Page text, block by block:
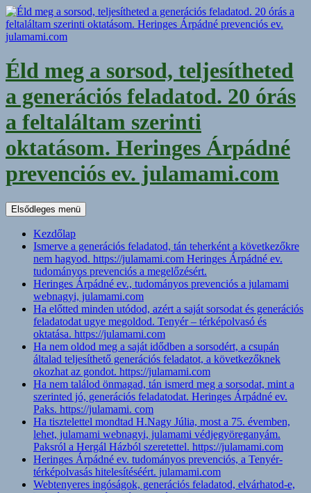
Kilépés
a
tartalomba
Éld meg a sorsod, teljesítheted
a generációs feladatod. 20 órás
a feltaláltam szerinti
oktatásom. Heringes Árpádné
prevenciós ev. julamami.com
Keresés
Elsődleges menü
Kezdőlap
Ismerve a generációs feladatod, tán teherként a következőkre
nem hagyod. https://julamami.com Heringes Árpádné ev.
tudományos prevenciós a megelőzésért.
Heringes Árpádné ev., tudományos prevenciós a julamami
webnagyi, julamami.com
Ha előtted minden utódod, azért a saját sorsodat és generációs
feladatodat ugye megoldod. Tenyér – térképolvasó és
oktatása. https://julamami.com
Ha nem oldod meg a saját idődben a sorsodért, a csupán
általad teljesíthető generációs feladatot, a következőknek
okozhat az gondot. https://julamami.com
Ha nem találod önmagad, tán ismerd meg a sorsodat, mint a
szerinted jó, generációs feladatodat. Heringes Árpádné ev.
Paks. https://julamami. com
Ha tisztelettel mondtad H.Nagy Júlia, most a 75. évemben,
lehet, julamami webnagyi, julamami védjegyöreganyám.
Paksról a Hergál Házból szeretettel. https://julamami.com
Heringes Árpádné ev. tudományos prevenciós, a Tenyér-
térképolvasás hitelesítéséért. julamami.com
Webtenyeres ingóságok, generációs feladatod, elvárhatod-e,